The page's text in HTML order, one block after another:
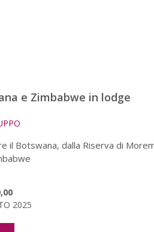
e Zimbabwe in lodge
il Botswana, dalla Riserva di
2025